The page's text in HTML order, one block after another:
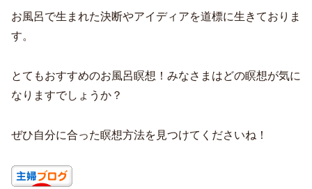
お風呂で生まれた決断やアイディアを道標に生きておりま
す。
とてもおすすめのお風呂瞑想！みなさまはどの瞑想が気に
なりますでしょうか？
ぜひ自分に合った瞑想方法を見つけてくださいね！